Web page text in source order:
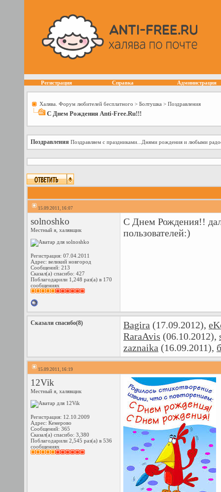
Регистрация Справка Администрация
Халява. Форум любителей бесплатного > Болтушка > Поздравления
С Днем Рождения Anti-Free.Ru!!!
Поздравления Поздравляем с праздниками...Днями рождения и любыми
15.09.2011, 16:07
solnoshko
Местный я, халявщик
Регистрация: 07.04.2011
Адрес: великий новгород
Сообщений: 213
Сказал(а) спасибо: 427
Поблагодарили 1,248 раз(а) в 170
сообщениях
С Днем Рождения!!
пользователей:)
Сказали спасибо(8) Bagira (17.09.2012),
RaraAvis (06.10.2012),
zaznaika (16.09.2011),
15.09.2011, 16:19
12Vik
Местный я, халявщик
Регистрация: 12.10.2009
Адрес: Кемерово
Сообщений: 365
Сказал(а) спасибо: 3,380
Поблагодарили 2,545 раз(а) в 536
сообщениях